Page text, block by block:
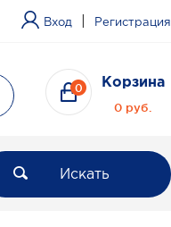
Вход Регистрация
0 Корзина
0 руб.
Искать